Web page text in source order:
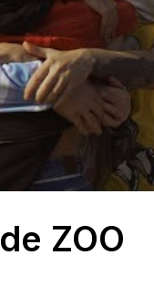
ZOO